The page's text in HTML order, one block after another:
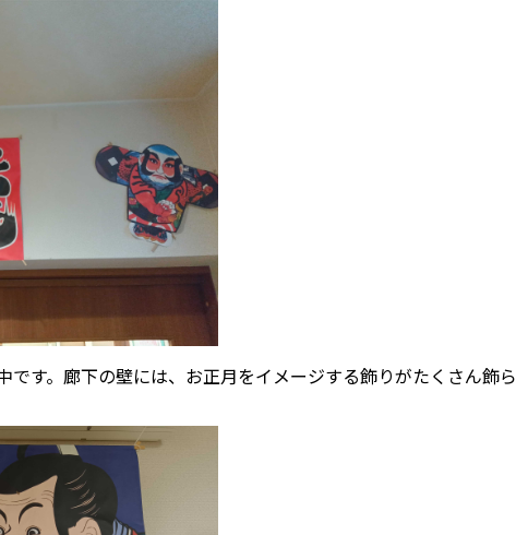
です。廊下の壁には、お正月をイメージする飾りがたくさん飾ら